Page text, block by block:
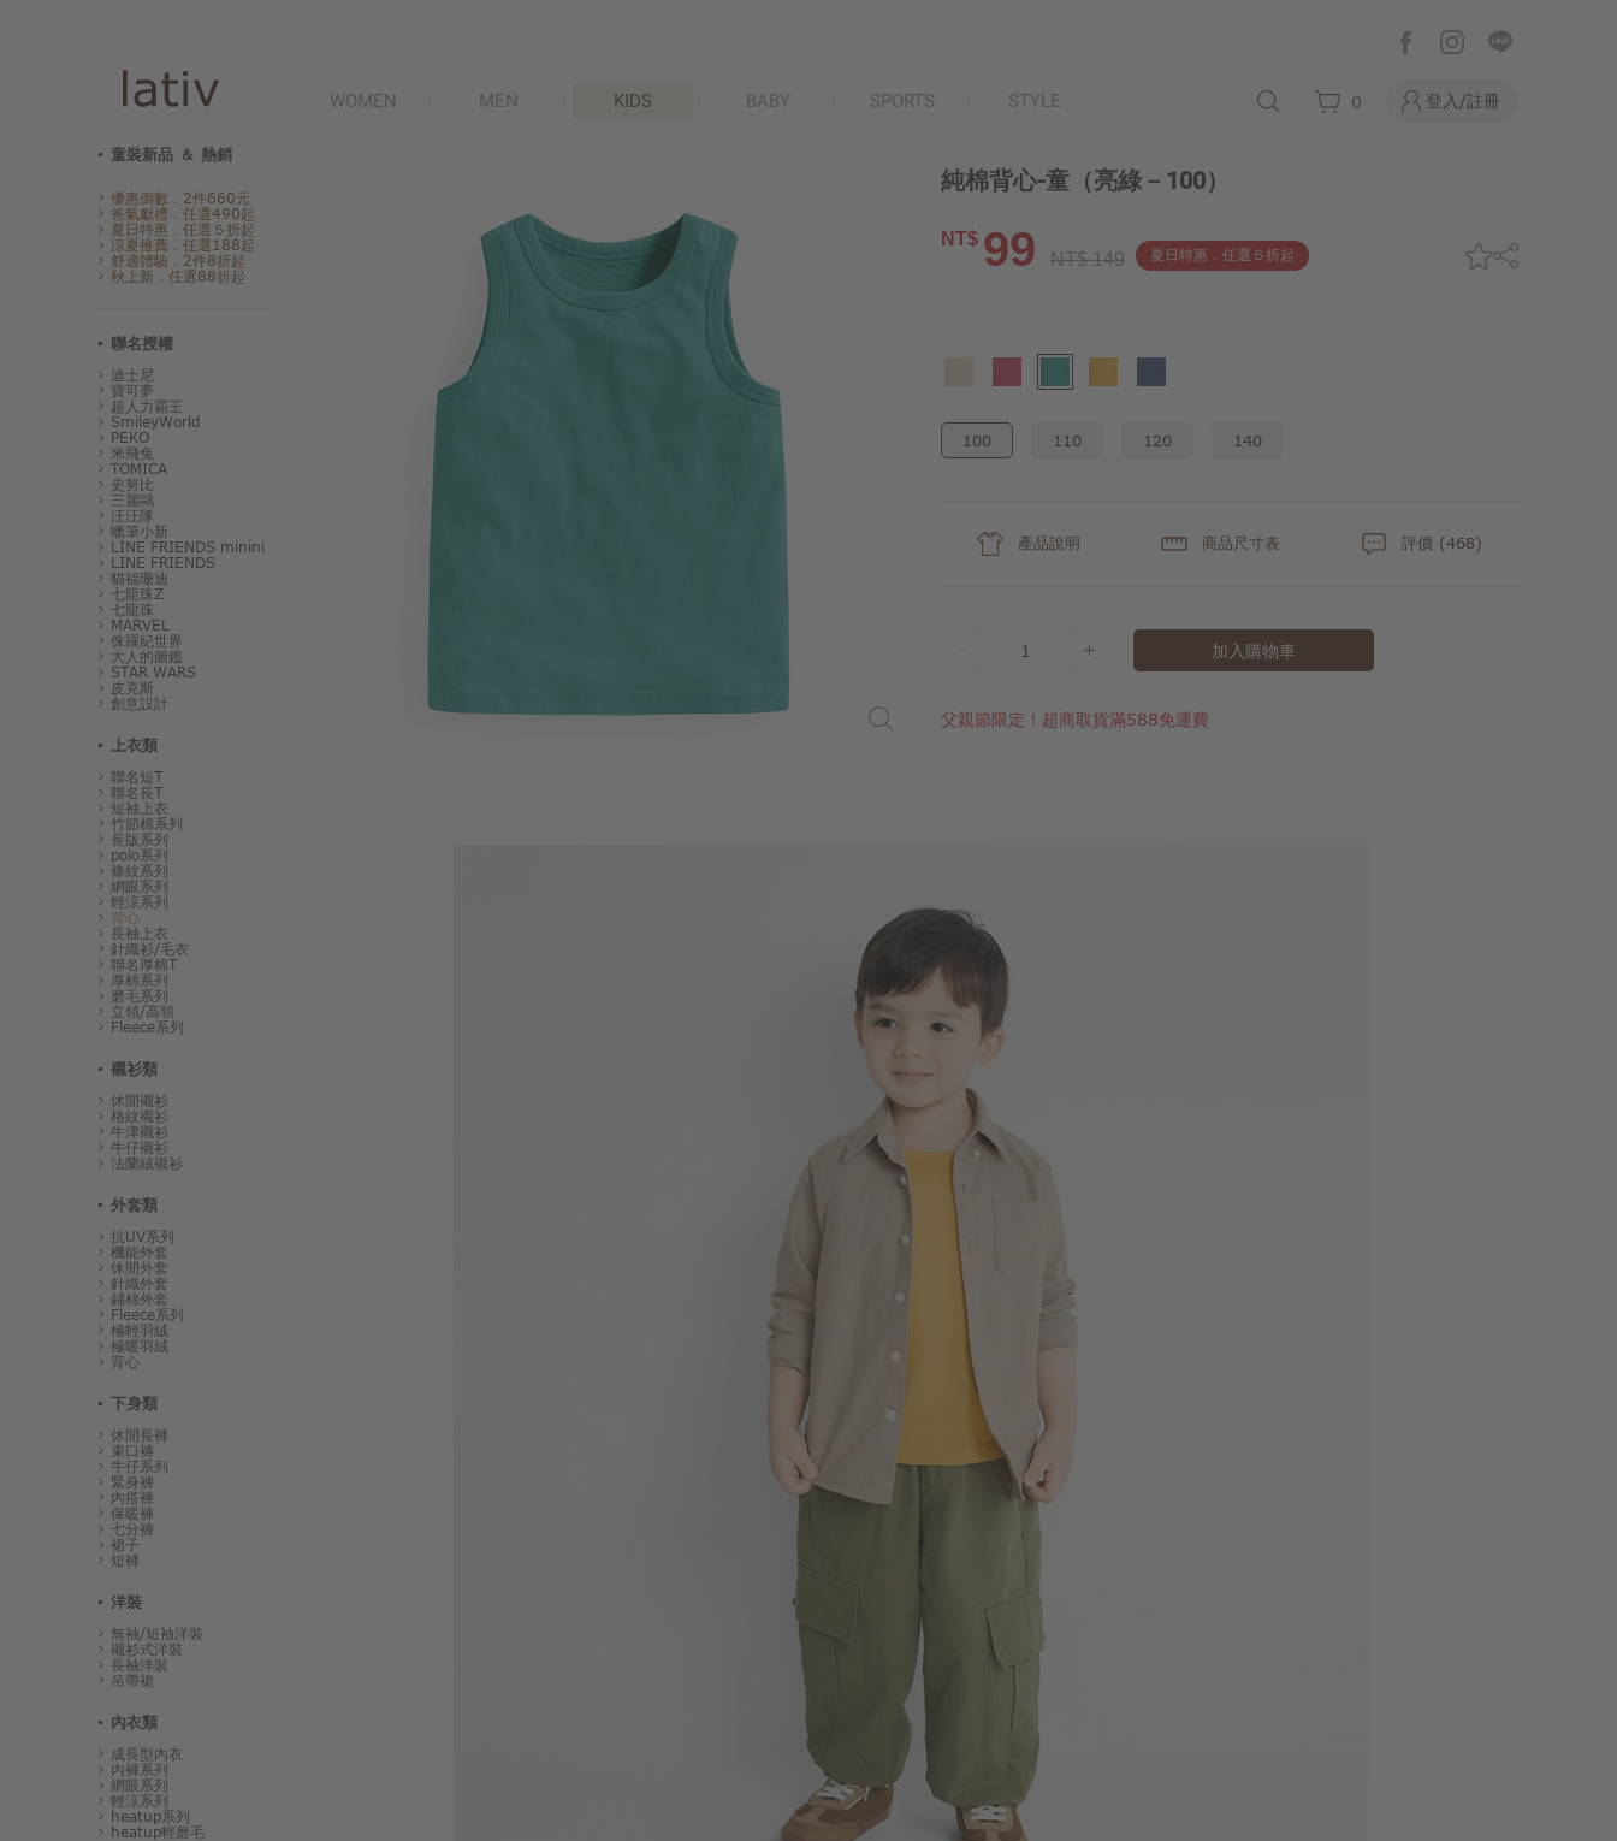
WOMEN MEN KIDS BABY SPORTS STYLE 0 登入/註冊
童裝新品 ＆ 熱銷
優惠倒數．2件660元
爸氣獻禮．任選490起
夏日特惠．任選５折起
涼夏推薦．任選188起
舒適體驗．2件8折起
秋上新．任選88折起
聯名授權
迪士尼
寶可夢
超人力霸王
SmileyWorld
PEKO
米飛兔
TOMICA
史努比
三麗鷗
汪汪隊
蠟筆小新
LINE FRIENDS minini
LINE FRIENDS
貓福珊迪
七龍珠Z
七龍珠
MARVEL
侏羅紀世界
大人的圖鑑
STAR WARS
皮克斯
創意設計
上衣類
聯名短T
聯名長T
短袖上衣
竹節棉系列
長版系列
polo系列
條紋系列
網眼系列
輕涼系列
背心
長袖上衣
針織衫/毛衣
聯名厚棉T
厚棉系列
磨毛系列
立領/高領
Fleece系列
襯衫類
休閒襯衫
格紋襯衫
牛津襯衫
牛仔襯衫
法蘭絨襯衫
外套類
抗UV系列
機能外套
休閒外套
針織外套
鋪棉外套
Fleece系列
極輕羽絨
極暖羽絨
背心
下身類
休閒長褲
束口褲
牛仔系列
緊身褲
內搭褲
保暖褲
七分褲
裙子
短褲
洋裝
無袖/短袖洋裝
襯衫式洋裝
長袖洋裝
吊帶裙
內衣類
成長型內衣
內褲系列
網眼系列
輕涼系列
heatup系列
heatup輕磨毛
純棉背心-童 （亮綠－100）
NT$ 99 NT$ 149 夏日特惠．任選５折起
100 110 120 140
產品說明 商品尺寸表 評價 (468)
1 加入購物車
父親節限定！超商取貨滿588免運費
299